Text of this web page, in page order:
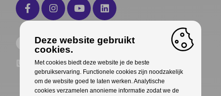
Deze website gebruikt
cookies.
Met cookies biedt deze website je de beste
gebruikservaring. Functionele cookies zijn noodzakelijk
om de website goed te laten werken. Analytische
cookies verzamelen anonieme informatie zodat we de